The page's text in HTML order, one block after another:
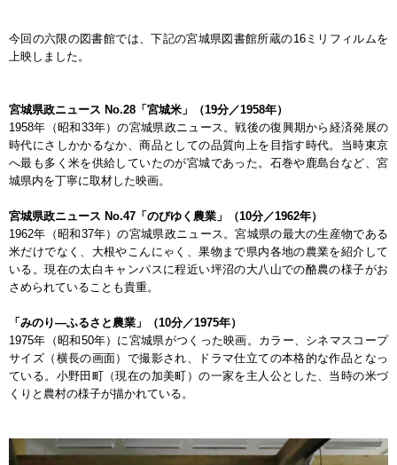
今回の六限の図書館では、下記の宮城県図書館所蔵の16ミリフィルムを
上映しました。
宮城県政ニュース No.28「宮城米」（19分／1958年）
1958年（昭和33年）の宮城県政ニュース。戦後の復興期から経済発展の
時代にさしかかるなか、商品としての品質向上を目指す時代。当時東京
へ最も多く米を供給していたのが宮城であった。石巻や鹿島台など、宮
城県内を丁寧に取材した映画。
宮城県政ニュース No.47「のびゆく農業」（10分／1962年）
1962年（昭和37年）の宮城県政ニュース。宮城県の最大の生産物である
米だけでなく、大根やこんにゃく、果物まで県内各地の農業を紹介して
いる。現在の太白キャンパスに程近い坪沼の大八山での酪農の様子がお
さめられていることも貴重。
「みのり—ふるさと農業」（10分／1975年）
1975年（昭和50年）に宮城県がつくった映画。カラー、シネマスコープ
サイズ（横長の画面）で撮影され、ドラマ仕立ての本格的な作品となっ
ている。小野田町（現在の加美町）の一家を主人公とした、当時の米づ
くりと農村の様子が描かれている。